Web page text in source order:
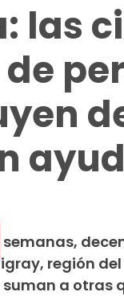
las
región
suman a otras